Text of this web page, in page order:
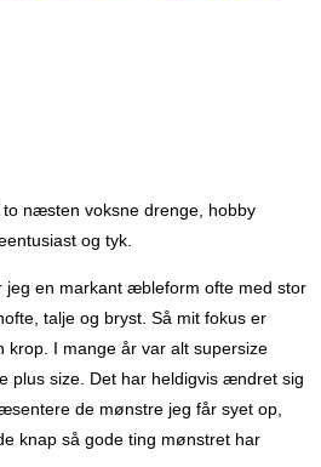
næsten voksne drenge, hobby
og tyk.
en markant æbleform ofte med stor
talje og bryst. Så mit fokus er
I mange år var alt supersize
plus size. Det har heldigvis ændret sig
de mønstre jeg får syet op,
knap så gode ting mønstret har